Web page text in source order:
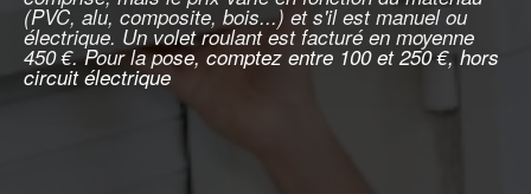
(PVC, alu, composite, bois...) et s'il est manuel ou
électrique. Un volet roulant est facturé en moyenne
450 €. Pour la pose, comptez entre 100 et 250 €, hors
circuit électrique